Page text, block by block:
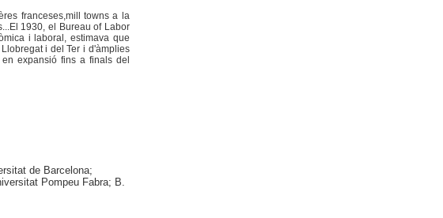
franceses,mill towns a la
1930, el Bureau of Labor
i laboral, estimava que
i del Ter i d'àmplies
expansió fins a finals del
de Barcelona;
Pompeu Fabra; B.